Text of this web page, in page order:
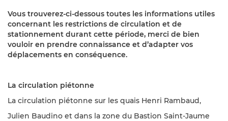
Vous trouverez-ci-dessous toutes les informations utiles
concernant les restrictions de circulation et de
stationnement durant cette période, merci de bien
vouloir en prendre connaissance et d’adapter vos
déplacements en conséquence.
La circulation piétonne
La circulation piétonne sur les quais Henri Rambaud,
Julien Baudino et dans la zone du Bastion Saint-Jaume